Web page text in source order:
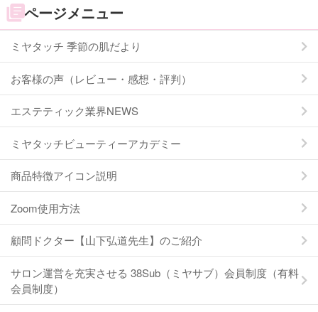
ページメニュー
ミヤタッチ 季節の肌だより
お客様の声（レビュー・感想・評判）
エステティック業界NEWS
ミヤタッチビューティーアカデミー
商品特徴アイコン説明
Zoom使用方法
顧問ドクター【山下弘道先生】のご紹介
サロン運営を充実させる 38Sub（ミヤサブ）会員制度（有料
会員制度）